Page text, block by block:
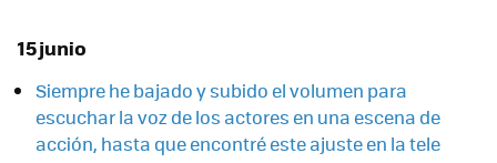
15 junio
Siempre he bajado y subido el volumen para
escuchar la voz de los actores en una escena de
acción, hasta que encontré este ajuste en la tele